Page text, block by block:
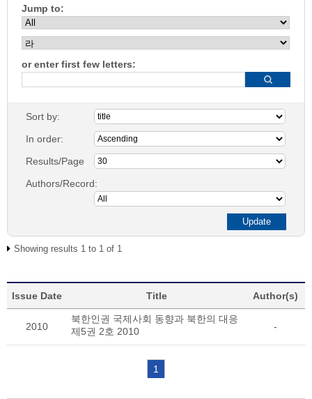
Jump to:
or enter first few letters:
Sort by:
In order:
Results/Page
Authors/Record:
Showing results 1 to 1 of 1
Issue Date Title Author(s)
2010
북한인권 국제사회 동향과 북한의 대응
제5권 2호 2010
-
1